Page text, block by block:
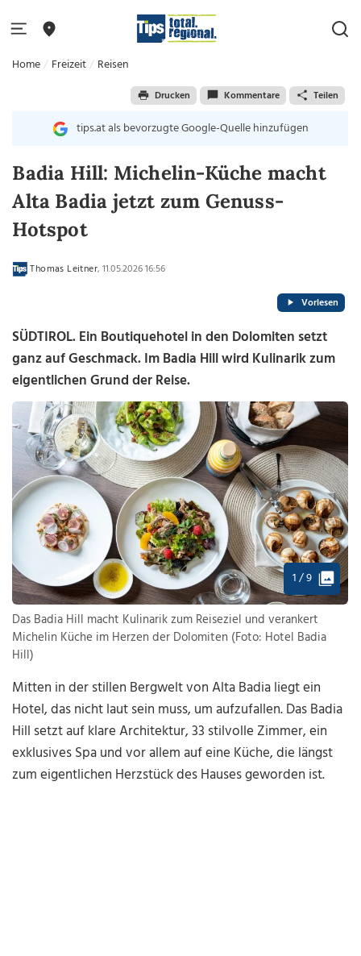
Home Freizeit Reisen
Drucken Kommentare Teilen
tips.at als bevorzugte Google-Quelle hinzufügen
Badia Hill: Michelin-Küche macht
Alta Badia jetzt zum Genuss-
Hotspot
Thomas Leitner, 11.05.2026 16:56
Vorlesen
SÜDTIROL. Ein Boutiquehotel in den Dolomiten setzt
ganz auf Geschmack. Im Badia Hill wird Kulinarik zum
eigentlichen Grund der Reise.
1 / 9
Das Badia Hill macht Kulinarik zum Reiseziel und verankert
Michelin Küche im Herzen der Dolomiten (Foto: Hotel Badia
Hill)
Mitten in der stillen Bergwelt von Alta Badia liegt ein
Hotel, das nicht laut sein muss, um aufzufallen. Das Badia
Hill setzt auf klare Architektur, 33 stilvolle Zimmer, ein
exklusives Spa und vor allem auf eine Küche, die längst
zum eigentlichen Herzstück des Hauses geworden ist.